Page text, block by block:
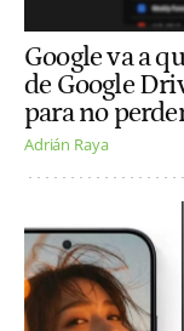
Google va a
de Google
para no
Adrián Raya